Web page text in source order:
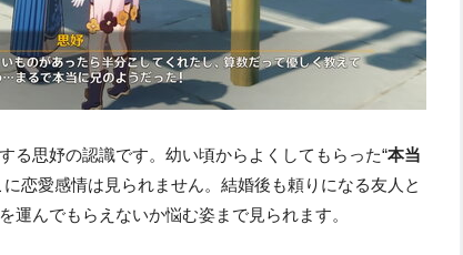
る思妤の認識です。幼い頃からよくしてもらった“本当
恋愛感情は見られません。結婚後も頼りになる友人と
運んでもらえないか悩む姿まで見られます。